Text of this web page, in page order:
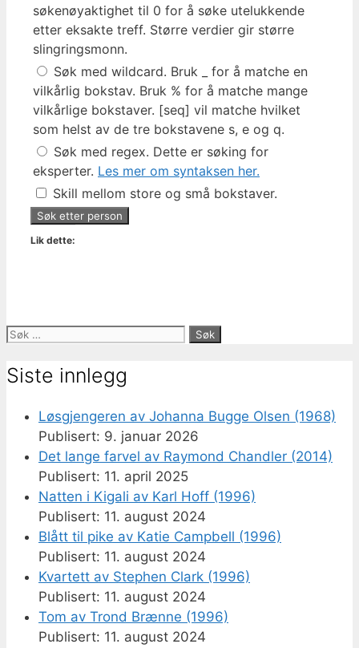
søkenøyaktighet til 0 for å søke utelukkende
etter eksakte treff. Større verdier gir større
slingringsmonn.
Søk med wildcard. Bruk _ for å matche en
vilkårlig bokstav. Bruk % for å matche mange
vilkårlige bokstaver. [seq] vil matche hvilket
som helst av de tre bokstavene s, e og q.
Søk med regex. Dette er søking for
eksperter. Les mer om syntaksen her.
Skill mellom store og små bokstaver.
Lik dette:
Søk
Siste innlegg
Løsgjengeren av Johanna Bugge Olsen (1968)
9. januar 2026
Det lange farvel av Raymond Chandler (2014)
11. april 2025
Natten i Kigali av Karl Hoff (1996)
11. august 2024
Blått til pike av Katie Campbell (1996)
11. august 2024
Kvartett av Stephen Clark (1996)
11. august 2024
Tom av Trond Brænne (1996)
11. august 2024